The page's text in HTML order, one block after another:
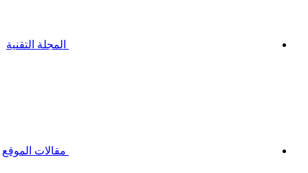
المجلة التقنية
مقالات الموقع